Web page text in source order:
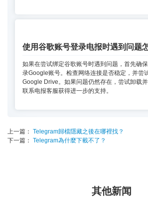
使用谷歌账号登录电报时遇到问题
如果在尝试绑定谷歌账号时遇到问题，首先确
录Google账号。检查网络连接是否稳定，并尝
Google Drive。如果问题仍然存在，尝试卸载
联系电报客服获得进一步的支持。
上一篇： Telegram歸檔隱藏之後在哪裡找？
下一篇： Telegram為什麼下載不了？
其他新闻